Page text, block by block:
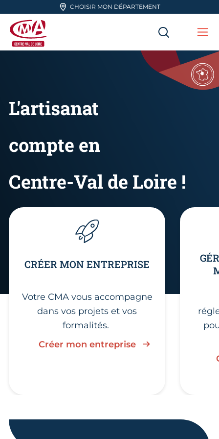
Aller en haut de pageCHOISIR MON DÉPARTEMENT
L'artisanat
compte en
Centre-Val de Loire !
CRÉER MON ENTREPRISE
Votre CMA vous accompagne
dans vos projets et vos
formalités.
Créer mon entreprise